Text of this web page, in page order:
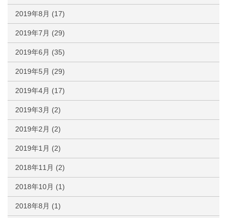
2019年8月 (17)
2019年7月 (29)
2019年6月 (35)
2019年5月 (29)
2019年4月 (17)
2019年3月 (2)
2019年2月 (2)
2019年1月 (2)
2018年11月 (2)
2018年10月 (1)
2018年8月 (1)